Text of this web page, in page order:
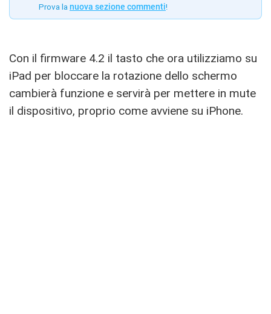
Prova la nuova sezione commenti!
Con il firmware 4.2 il tasto che ora utilizziamo su
iPad per bloccare la rotazione dello schermo
cambierà funzione e servirà per mettere in mute
il dispositivo, proprio come avviene su iPhone.